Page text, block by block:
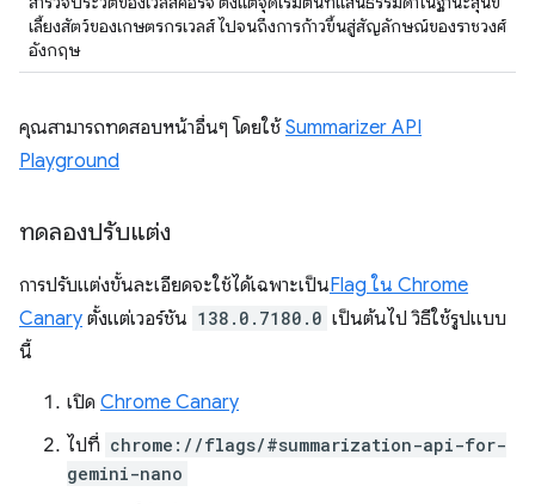
เลี้ยงสัตว์ของเกษตรกรเวลส์ ไปจนถึงการก้าวขึ้นสู่สัญลักษณ์ของราชวงศ์
อังกฤษ
คุณสามารถทดสอบหน้าอื่นๆ โดยใช้ Summarizer API
Playground
ทดลองปรับแต่ง
การปรับแต่งขั้นละเอียดจะใช้ได้เฉพาะเป็นFlag ใน Chrome
Canary ตั้งแต่เวอร์ชัน 138.0.7180.0 เป็นต้นไป วิธีใช้รูปแบบ
นี้
เปิด Chrome Canary
ไปที่ chrome://flags/#summarization-api-for-
gemini-nano